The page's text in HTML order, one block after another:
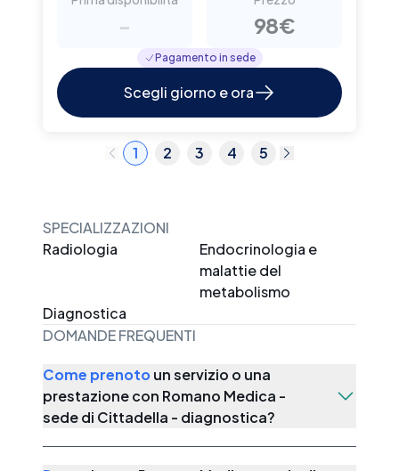
- 98€
Pagamento in sede
Scegli giorno e ora
1 2 3 4 5
SPECIALIZZAZIONI
Radiologia
Endocrinologia e
malattie del
metabolismo
Diagnostica
DOMANDE FREQUENTI
Come prenotoun servizio o una
prestazione con Romano Medica -
sede di Cittadella - diagnostica?